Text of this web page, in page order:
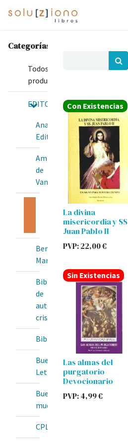
Categorías
Todos los
productos
EDITORIALES
Anawim
Editorial
Amis
de
Van
Apostolado
Misericordia
Bendita
María
Biblioteca
de
autores
cristianos
BibliotecaOnline
Buenas
Letras
Buey
mudo
CPL
Con Existencias
La divina
misericordia y SS
Juan Pablo II
PVP:22,00€
Sin Existencias
Las almas del
purgatorio
Devocionario
PVP:4,99€